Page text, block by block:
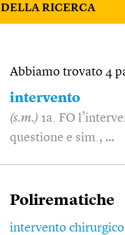
RICERCA
Abbiamo trovato 4
intervento
(s.m.) 1a. FO
questione e sim., …
Polirematiche
intervento chirurgico